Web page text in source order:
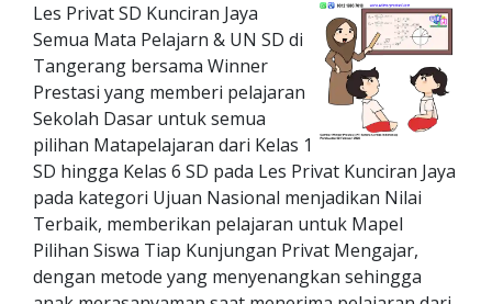
Les Privat SD Kunciran Jaya
Semua Mata Pelajarn & UN SD di
Tangerang bersama Winner
Prestasi yang memberi pelajaran
Sekolah Dasar untuk semua
pilihan Matapelajaran dari Kelas 1
SD hingga Kelas 6 SD pada Les Privat Kunciran Jaya
pada kategori Ujuan Nasional menjadikan Nilai
Terbaik, memberikan pelajaran untuk Mapel
Pilihan Siswa Tiap Kunjungan Privat Mengajar,
dengan metode yang menyenangkan sehingga